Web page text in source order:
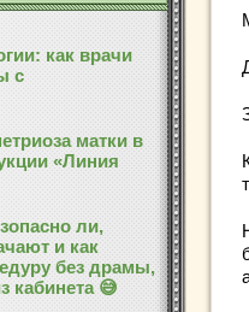
как врачи
с
матки в
«Линия
ли,
и как
без драмы,
кабинета 😅